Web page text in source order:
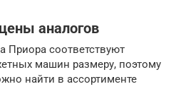
аналогов
соответствуют
машин размеру, поэтому
найти в ассортименте